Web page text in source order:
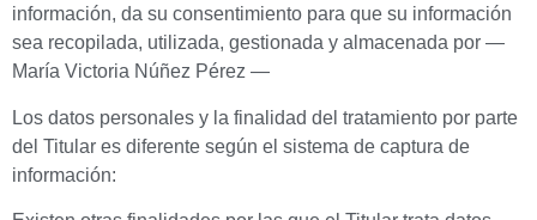
información, da su consentimiento para que su información
sea recopilada, utilizada, gestionada y almacenada por —
María Victoria Núñez Pérez —
Los datos personales y la finalidad del tratamiento por parte
del Titular es diferente según el sistema de captura de
información: